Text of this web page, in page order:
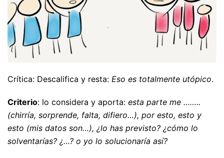
Crítica: Descalifica y resta: Eso es totalmente utópico.
Criterio: lo considera y aporta: esta parte me ……..
(chirría, sorprende, falta, difiero…), por esto, esto y
esto (mis datos son…), ¿lo has previsto? ¿cómo lo
solventarías? ¿…? o yo lo solucionaría así?